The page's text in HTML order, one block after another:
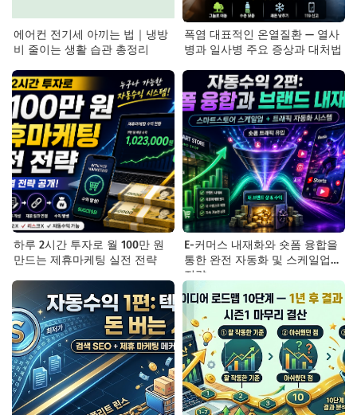
에어컨 전기세 아끼는 법｜냉방
비 줄이는 생활 습관 총정리
폭염 대표적인 온열질환 — 열사
병과 일사병 주요 증상과 대처법
하루 2시간 투자로 월 100만 원
만드는 제휴마케팅 실전 전략
E-커머스 내재화와 숏폼 융합을
통한 완전 자동화 및 스케일업
전략